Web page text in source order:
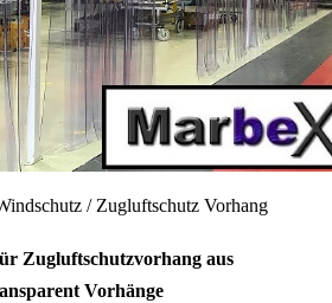
/ Zugluftschutz Vorhang
Zugluftschutzvorhang aus
Vorhänge